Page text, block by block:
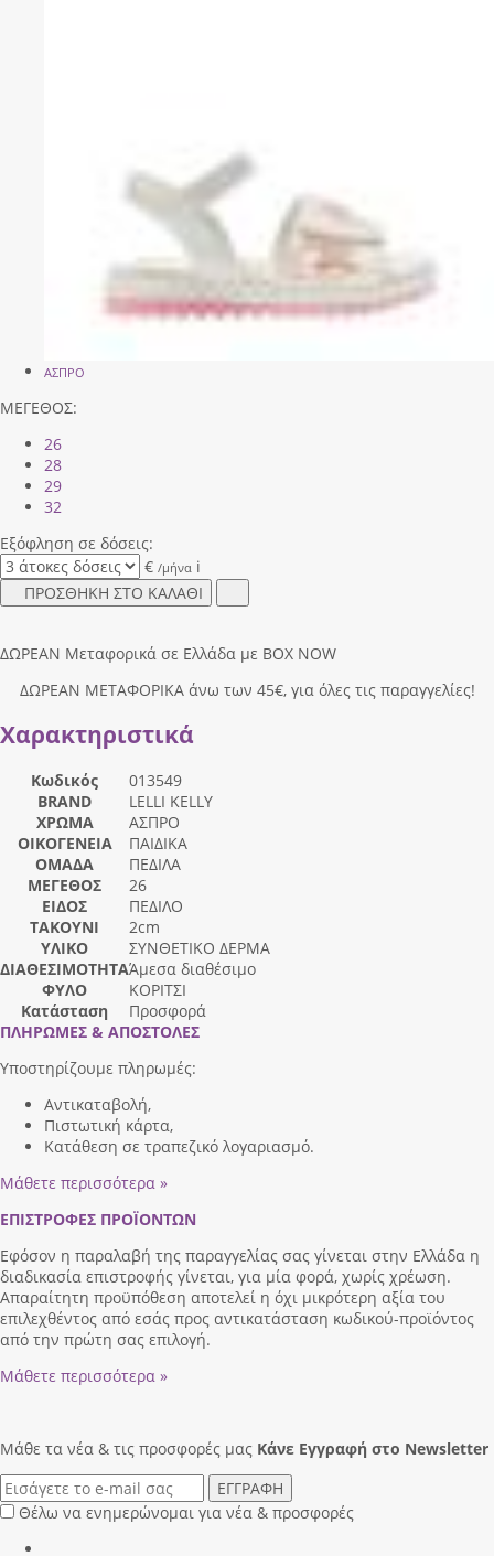
ΑΣΠΡΟ
ΜΕΓΕΘΟΣ:
26
28
29
32
Εξόφληση σε δόσεις:
€ /μήνα i
ΠΡΟΣΘΗΚΗ ΣΤΟ ΚΑΛΑΘΙ
ΔΩΡΕΑΝ Μεταφορικά σε Ελλάδα με BOX NOW
ΔΩΡΕΑΝ ΜΕΤΑΦΟΡΙΚΑ άνω των 45€, για όλες τις παραγγελίες!
Χαρακτηριστικά
Κωδικός
013549
BRAND
LELLI KELLY
ΧΡΩΜΑ
ΑΣΠΡΟ
ΟΙΚΟΓΕΝΕΙΑ
ΠΑΙΔΙΚΑ
ΟΜΑΔΑ
ΠΕΔΙΛΑ
ΜΕΓΕΘΟΣ
26
ΕΙΔΟΣ
ΠΕΔΙΛΟ
ΤΑΚΟΥΝΙ
2cm
ΥΛΙΚΟ
ΣΥΝΘΕΤΙΚΟ ΔΕΡΜΑ
ΔΙΑΘΕΣΙΜΟΤΗΤΑΆμεσα διαθέσιμο
ΦΥΛΟ
ΚΟΡΙΤΣΙ
Κατάσταση
Προσφορά
ΠΛΗΡΩΜΕΣ & ΑΠΟΣΤΟΛΕΣ
Υποστηρίζουμε πληρωμές:
Αντικαταβολή,
Πιστωτική κάρτα,
Κατάθεση σε τραπεζικό λογαριασμό.
Μάθετε περισσότερα »
ΕΠΙΣΤΡΟΦΕΣ ΠΡΟΪΟΝΤΩΝ
Εφόσον η παραλαβή της παραγγελίας σας γίνεται στην Ελλάδα η
διαδικασία επιστροφής γίνεται, για μία φορά, χωρίς χρέωση.
Απαραίτητη προϋπόθεση αποτελεί η όχι μικρότερη αξία του
επιλεχθέντος από εσάς προς αντικατάσταση κωδικού-προϊόντος
από την πρώτη σας επιλογή.
Μάθετε περισσότερα »
Μάθε τα νέα & τις προσφορές μας Κάνε Eγγραφή στο Newsletter
ΕΓΓΡΑΦΗ
Θέλω να ενημερώνομαι για νέα & προσφορές